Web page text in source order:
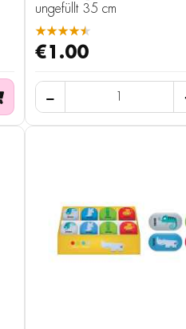
ungefüllt 35 cm
★★★★★
€1.00